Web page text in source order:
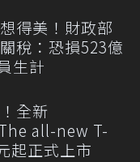
得美！財政部
稅：恐損523億
生計
全新
all-new T-
起正式上市